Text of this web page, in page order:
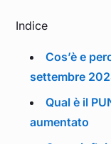
Indice
Cos’è e
settembre
Qual è il
aumentato